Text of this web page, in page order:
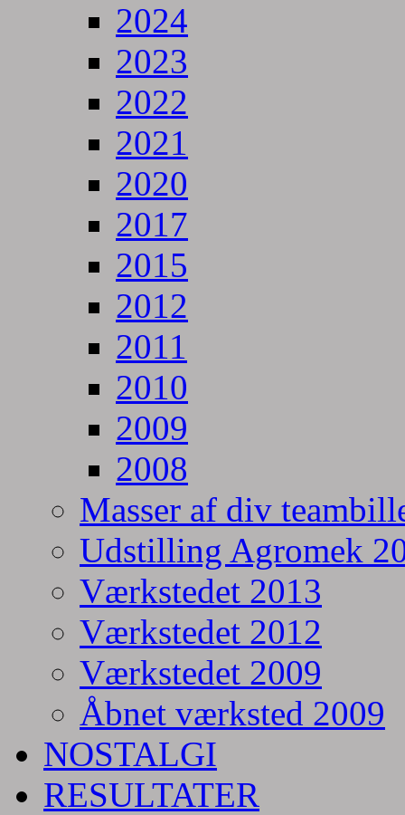
2024
2023
2022
2021
2020
2017
2015
2012
2011
2010
2009
2008
Masser af div
Udstilling Agromek
Værkstedet 2013
Værkstedet 2012
Værkstedet 2009
Åbnet værksted 2009
NOSTALGI
RESULTATER